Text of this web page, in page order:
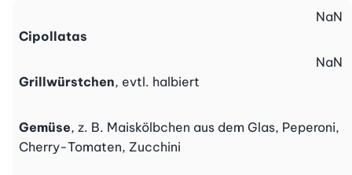
Cipollatas
NaN
Grillwürstchen, evtl. halbiert
NaN
Gemüse, z. B. Maiskölbchen aus dem Glas, Peperoni,
Cherry-Tomaten, Zucchini